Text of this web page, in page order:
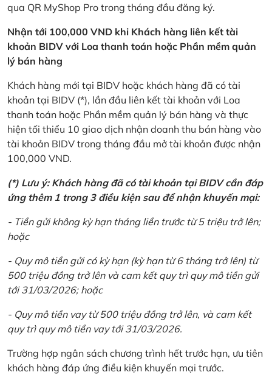
qua QR MyShop Pro trong tháng đầu đăng ký.
Nhận tới 100,000 VND khi Khách hàng liên kết tài
khoản BIDV với Loa thanh toán hoặc Phần mềm quản
lý bán hàng
Khách hàng mới tại BIDV hoặc khách hàng đã có tài
khoản tại BIDV (*), lần đầu liên kết tài khoản với Loa
thanh toán hoặc Phần mềm quản lý bán hàng và thực
hiện tối thiểu 10 giao dịch nhận doanh thu bán hàng vào
tài khoản BIDV trong tháng đầu mở tài khoản được nhận
100,000 VND.
(*) Lưu ý: Khách hàng đã có tài khoản tại BIDV cần đáp
ứng thêm 1 trong 3 điều kiện sau để nhận khuyến mại:
- Tiền gửi không kỳ hạn tháng liền trước từ 5 triệu trở lên;
hoặc
- Quy mô tiền gửi có kỳ hạn (kỳ hạn từ 6 tháng trở lên) từ
500 triệu đồng trở lên và cam kết quy trì quy mô tiền gửi
tới 31/03/2026; hoặc
- Quy mô tiền vay từ 500 triệu đồng trở lên, và cam kết
quy trì quy mô tiền vay tới 31/03/2026.
Trường hợp ngân sách chương trình hết trước hạn, ưu tiên
khách hàng đáp ứng điều kiện khuyến mại trước.